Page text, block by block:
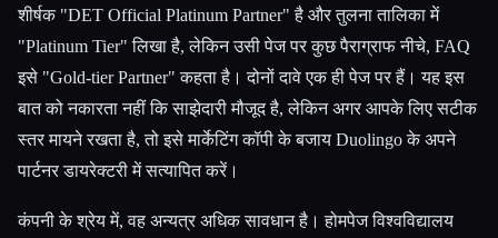
शीर्षक "DET Official Platinum Partner" है और तुलना तालिका में
"Platinum Tier" लिखा है, लेकिन उसी पेज पर कुछ पैराग्राफ नीचे, FAQ
इसे "Gold-tier Partner" कहता है। दोनों दावे एक ही पेज पर हैं। यह इस
बात को नकारता नहीं कि साझेदारी मौजूद है, लेकिन अगर आपके लिए सटीक
स्तर मायने रखता है, तो इसे मार्केटिंग कॉपी के बजाय Duolingo के अपने
पार्टनर डायरेक्टरी में सत्यापित करें।
कंपनी के श्रेय में, वह अन्यत्र अधिक सावधान है। होमपेज विश्वविद्यालय